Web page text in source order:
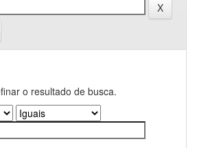
o resultado de busca.